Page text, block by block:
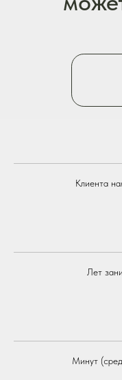
Клиента
Лет
Минут
Мы не стараемся
занимает